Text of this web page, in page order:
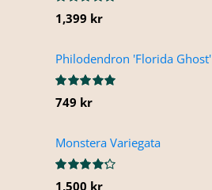
Betygsatt
5.00av 5
1,399 kr
Philodendron 'Florida Ghost'
Betygsatt
5.00 av 5
749 kr
Monstera Variegata
Betygsatt
1,500 kr